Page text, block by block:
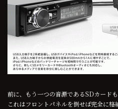
前に、もう一つの音源であるSDカードも
これはフロントパネルを倒せば完全に